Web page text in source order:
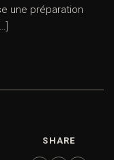
une préparation
SHARE